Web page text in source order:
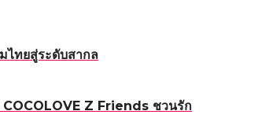
ไทยสู่ระดับสากล
Z Friends ชวนรัก